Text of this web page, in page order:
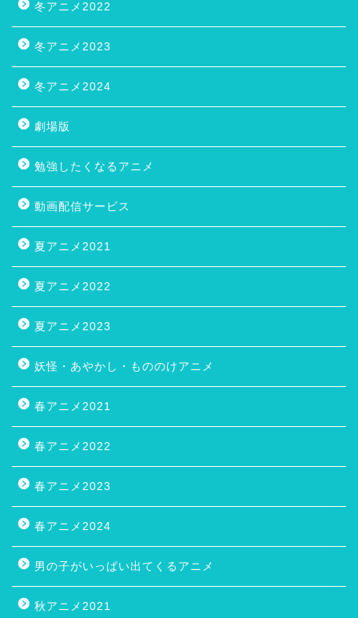
冬アニメ2022
冬アニメ2023
冬アニメ2024
劇場版
勉強したくなるアニメ
動画配信サービス
夏アニメ2021
夏アニメ2022
夏アニメ2023
妖怪・あやかし・もののけアニメ
春アニメ2021
春アニメ2022
春アニメ2023
春アニメ2024
男の子がいっぱい出てくるアニメ
秋アニメ2021